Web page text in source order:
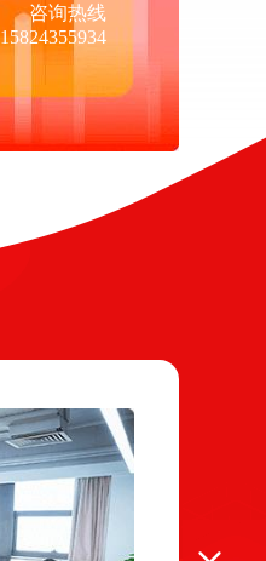
咨询热线
15824355934